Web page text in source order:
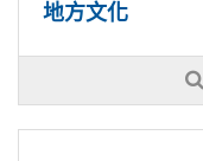
地方文化